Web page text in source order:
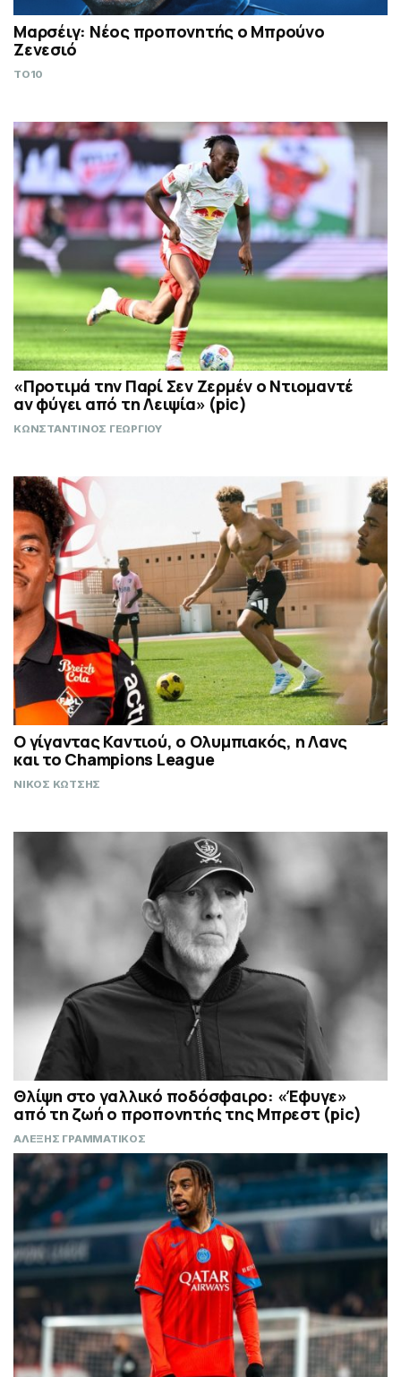
Μαρσέιγ: Νέος προπονητής ο Μπρούνο
Ζενεσιό
TO10
«Προτιμά την Παρί Σεν Ζερμέν ο Ντιομαντέ
αν φύγει από τη Λειψία» (pic)
ΚΩΝΣΤΑΝΤΙΝΟΣ ΓΕΩΡΓΙΟΥ
Ο γίγαντας Καντιού, ο Ολυμπιακός, η Λανς
και το Champions League
ΝΙΚΟΣ ΚΩΤΣΗΣ
Θλίψη στο γαλλικό ποδόσφαιρο: «Έφυγε»
από τη ζωή ο προπονητής της Μπρεστ (pic)
ΑΛΕΞΗΣ ΓΡΑΜΜΑΤΙΚΟΣ